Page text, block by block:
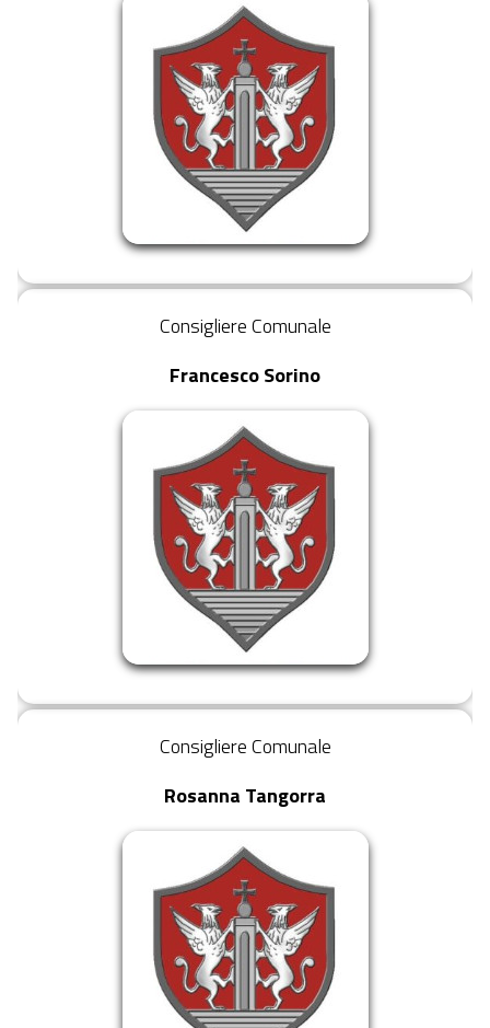
Consigliere Comunale
Francesco Sorino
Consigliere Comunale
Rosanna Tangorra